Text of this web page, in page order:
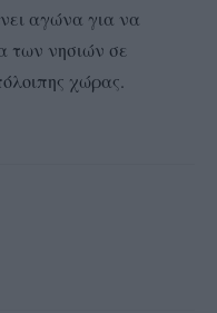
αγώνα για να
των νησιών σε
χώρας.